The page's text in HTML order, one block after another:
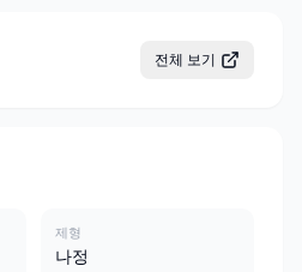
전체 보기
제형
나정